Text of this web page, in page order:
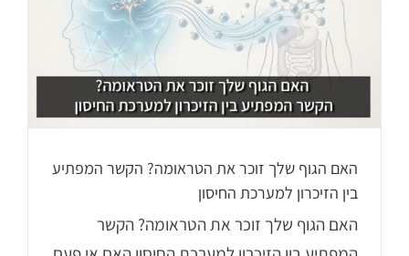
האם הגוף שלך זוכר את הטראומה? הקשר המפתיע
בין הזיכרון למערכת החיסון
האם הגוף שלך זוכר את הטראומה? הקשר